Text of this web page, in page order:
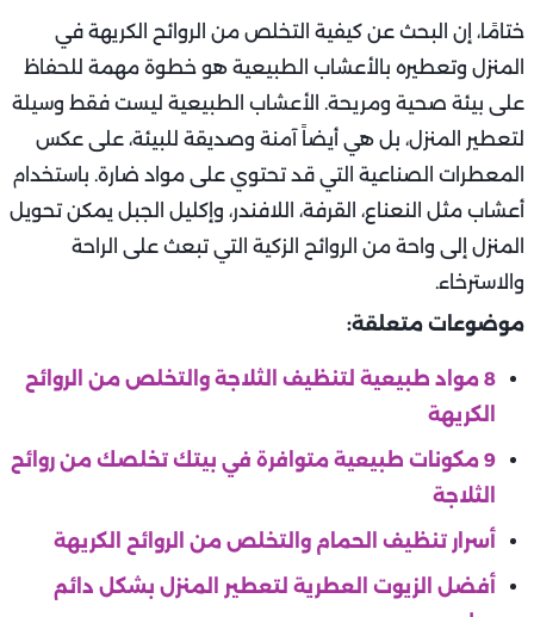
ختامًا، إن البحث عن كيفية التخلص من الروائح الكريهة في
المنزل وتعطيره بالأعشاب الطبيعية هو خطوة مهمة للحفاظ
على بيئة صحية ومريحة. الأعشاب الطبيعية ليست فقط وسيلة
لتعطير المنزل، بل هي أيضاً آمنة وصديقة للبيئة، على عكس
المعطرات الصناعية التي قد تحتوي على مواد ضارة. باستخدام
أعشاب مثل النعناع، القرفة، اللافندر، وإكليل الجبل يمكن تحويل
المنزل إلى واحة من الروائح الزكية التي تبعث على الراحة
والاسترخاء.
موضوعات متعلقة:
8 مواد طبيعية لتنظيف الثلاجة والتخلص من الروائح
الكريهة
9 مكونات طبيعية متوافرة في بيتك تخلصك من روائح
الثلاجة
أسرار تنظيف الحمام والتخلص من الروائح الكريهة
أفضل الزيوت العطرية لتعطير المنزل بشكل دائم